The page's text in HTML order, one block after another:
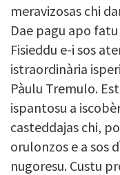
meravizosas chi
Dae pagu apo
Fisieddu e-i sos
istraordinària
Pàulu Tremulo.
ispantosu a
casteddajas chi,
orulonzos e a sos
nugoresu. Custu